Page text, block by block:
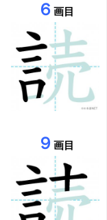
６ 画目
９ 画目